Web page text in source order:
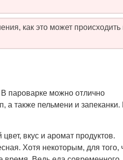
как это может происходить
пароварке можно отлично
а также пельмени и запеканки.
вкус и аромат продуктов.
Хотя некоторым, для того,